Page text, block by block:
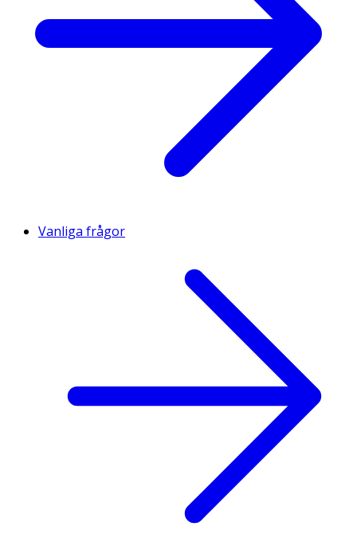
Vanliga frågor